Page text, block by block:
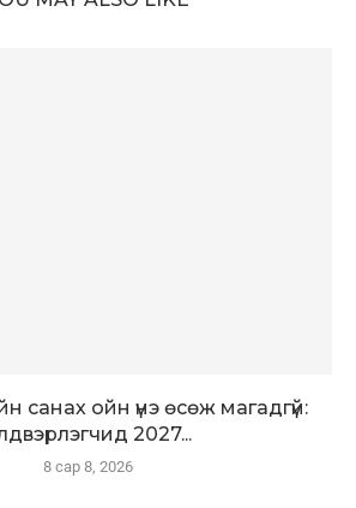
санах ойн үнэ өсөж магадгүй:
2027...
8 сар 8, 2026